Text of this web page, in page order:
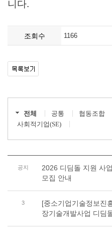
니다.
조회수 1166
전체 공통 협동조합
사회적기업(SE)
공지
2026 디딤돌 지원 사
모집 안내
3
[중소기업기술정보진
장기술개발사업 디딤